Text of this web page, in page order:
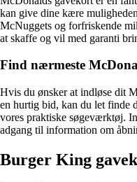
kan give dine kære
McNuggets og forfriskende
at skaffe og vil med garanti
Find nærmeste
Hvis du ønsker at indløse dit
en hurtig bid, kan du let finde
vores praktiske søgeværktøj.
adgang til information om
Burger King